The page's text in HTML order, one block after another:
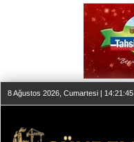
8 Ağustos 2026, Cumartesi | 14:21:46